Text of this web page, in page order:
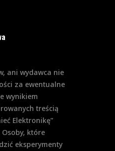
ani wydawca nie
za ewentualne
wynikiem
treścią
Elektronikę”
które
eksperymenty